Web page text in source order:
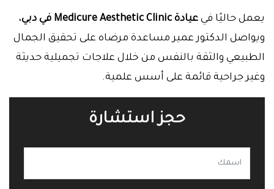
يعمل حاليًا في عيادة Medicure Aesthetic Clinic في دبي
،
ويواصل الدكتور عمير مساعدة مرضاه على تحقيق الجمال
الطبيعي والثقة بالنفس من خلال علاجات تجميلية حديثة
وغير جراحية قائمة على أسس علمية.
حجز استشارة